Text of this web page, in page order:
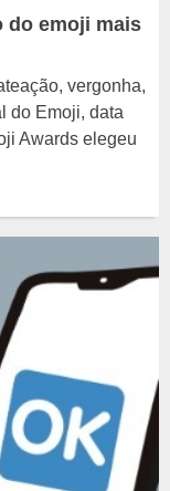
do emoji mais
vergonha,
do Emoji, data
Awards elegeu